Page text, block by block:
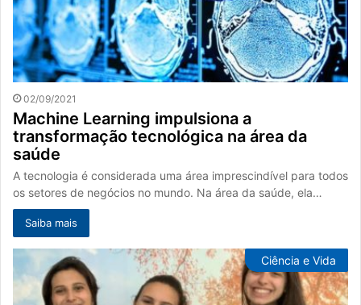
02/09/2021
Machine Learning impulsiona a
transformação tecnológica na área da
saúde
A tecnologia é considerada uma área imprescindível para todos
os setores de negócios no mundo. Na área da saúde, ela…
Saiba mais
Ciência e Vida